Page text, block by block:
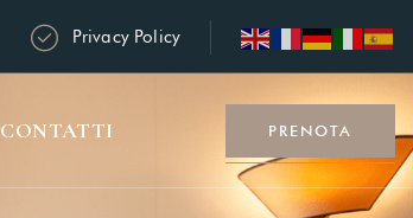
Privacy Policy
CONTATTI PRENOTA